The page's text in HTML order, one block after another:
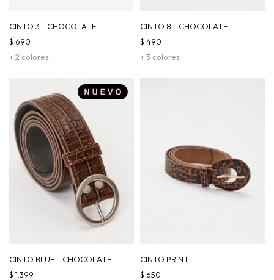
CINTO 3 - CHOCOLATE
+ 2 colores
$ 690
CINTO 8 - CHOCOLATE
+ 3 colores
$ 490
CINTO BLUE - CHOCOLATE
$ 1.399
CINTO PRINT
$ 650